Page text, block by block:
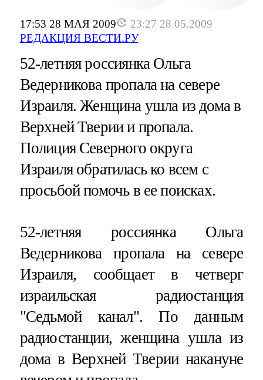
17:53 28 МАЯ 2009
23:27 28.05.2009
РЕДАКЦИЯ ВЕСТИ.РУ
52-летняя россиянка Ольга
Ведерникова пропала на севере
Израиля. Женщина ушла из дома в
Верхней Тверии и пропала.
Полиция Северного округа
Израиля обратилась ко всем с
просьбой помочь в ее поисках.
52-летняя россиянка Ольга
Ведерникова пропала на севере
Израиля, сообщает в четверг
израильская радиостанция
"Седьмой канал". По данным
радиостанции, женщина ушла из
дома в Верхней Тверии накануне